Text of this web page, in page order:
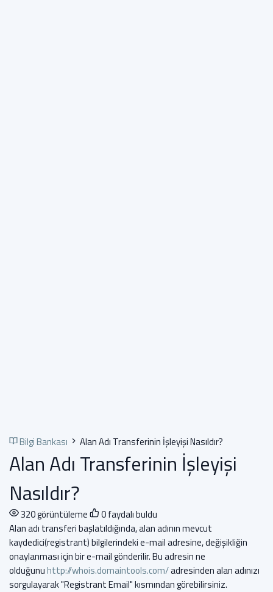
Bilgi Bankası Alan Adı Transferinin İşleyişi Nasıldır?
Alan Adı Transferinin İşleyişi
Nasıldır?
320 görüntüleme
0 faydalı buldu
Alan adı transferi başlatıldığında, alan adının mevcut
kaydedici(registrant) bilgilerindeki e-mail adresine, değişikliğin
onaylanması için bir e-mail gönderilir. Bu adresin ne
olduğunuhttp://whois.domaintools.com/adresinden alan adınızı
sorgulayarak "Registrant Email" kısmından görebilirsiniz.